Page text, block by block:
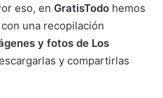
eso, en GratisTodo hemos
una recopilación
y fotos de Los
y compartirlas